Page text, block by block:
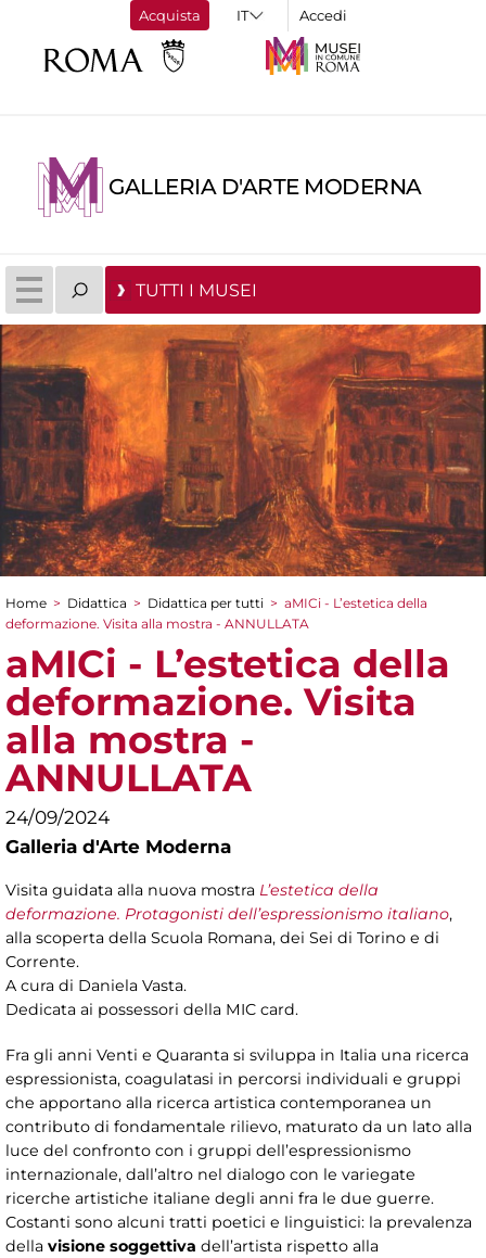
Acquista Accedi
GALLERIA D'ARTE MODERNA
TUTTI I MUSEI
Tu sei qui
Home > Didattica > Didattica per tutti > aMICi - L’estetica della
deformazione. Visita alla mostra - ANNULLATA
aMICi - L’estetica della
deformazione. Visita
alla mostra -
ANNULLATA
24/09/2024
Galleria d'Arte Moderna
Visita guidata alla nuova mostra L’estetica della
deformazione. Protagonisti dell’espressionismo italiano,
alla scoperta della Scuola Romana, dei Sei di Torino e di
Corrente.
A cura di Daniela Vasta.
Dedicata ai possessori della MIC card.
Fra gli anni Venti e Quaranta si sviluppa in Italia una ricerca
espressionista, coagulatasi in percorsi individuali e gruppi
che apportano alla ricerca artistica contemporanea un
contributo di fondamentale rilievo, maturato da un lato alla
luce del confronto con i gruppi dell’espressionismo
internazionale, dall’altro nel dialogo con le variegate
ricerche artistiche italiane degli anni fra le due guerre.
Costanti sono alcuni tratti poetici e linguistici: la prevalenza
della visione soggettiva dell’artista rispetto alla